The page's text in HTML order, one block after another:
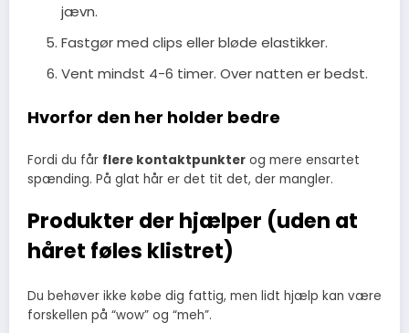
jævn.
Fastgør med clips eller bløde elastikker.
Vent mindst 4-6 timer. Over natten er bedst.
Hvorfor den her holder bedre
Fordi du får flere kontaktpunkter og mere ensartet
spænding. På glat hår er det tit det, der mangler.
Produkter der hjælper (uden at
håret føles klistret)
Du behøver ikke købe dig fattig, men lidt hjælp kan være
forskellen på “wow” og “meh”.